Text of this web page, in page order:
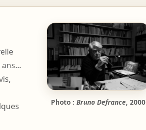
Photo : Bruno Defrance, 2000